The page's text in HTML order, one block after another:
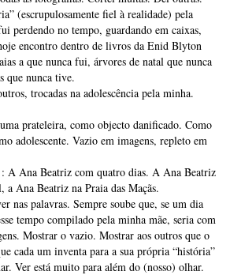
(escrupulosamente fiel à realidade) pela
perdendo no tempo, guardando em caixas,
encontro dentro de livros da Enid Blyton
a que nunca fui, árvores de natal que nunca
que nunca tive.
trocadas na adolescência pela minha.
prateleira, como objecto danificado. Como
adolescente. Vazio em imagens, repleto em
A Ana Beatriz com quatro dias. A Ana Beatriz
a Ana Beatriz na Praia das Maçãs.
nas palavras. Sempre soube que, se um dia
tempo compilado pela minha mãe, seria com
Mostrar o vazio. Mostrar aos outros que o
cada um inventa para a sua própria “história”
Ver está muito para além do (nosso) olhar.